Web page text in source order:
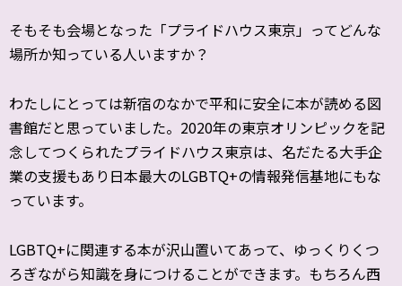
そもそも会場となった「プライドハウス東京」ってどんな
場所か知っている人いますか？
わたしにとっては新宿のなかで平和に安全に本が読める図
書館だと思っていました。2020年の東京オリンピックを記
念してつくられたプライドハウス東京は、名だたる大手企
業の支援もあり日本最大のLGBTQ+の情報発信基地にもな
っています。
LGBTQ+に関連する本が沢山置いてあって、ゆっくりくつ
ろぎながら知識を身につけることができます。もちろん西